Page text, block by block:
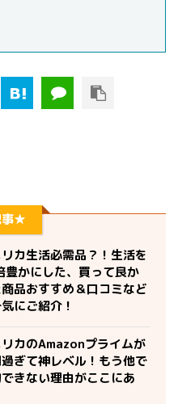
事★
カ生活必需品？！生活を
豊かにした、買って良か
商品おすすめ＆口コミなど
にご紹介！
リカのAmazonプライムが
ぎて神レベル！もう他で
きない理由がここにあ